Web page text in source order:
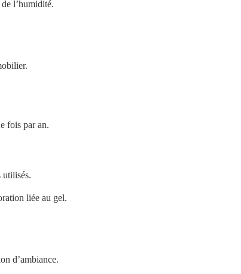
l’humidité.
fois par an.
utilisés.
liée au gel.
d’ambiance.